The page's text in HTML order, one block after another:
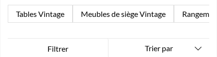
Tables Vintage Meubles de siège Vintage
Filtrer Trier par